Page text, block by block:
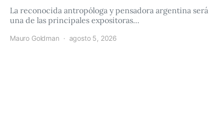
La reconocida antropóloga y pensadora argentina será
una de las principales expositoras…
Mauro Goldman agosto 5, 2026